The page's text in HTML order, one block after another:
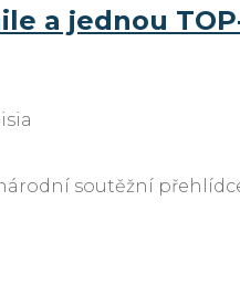
a jednou
soutěžní